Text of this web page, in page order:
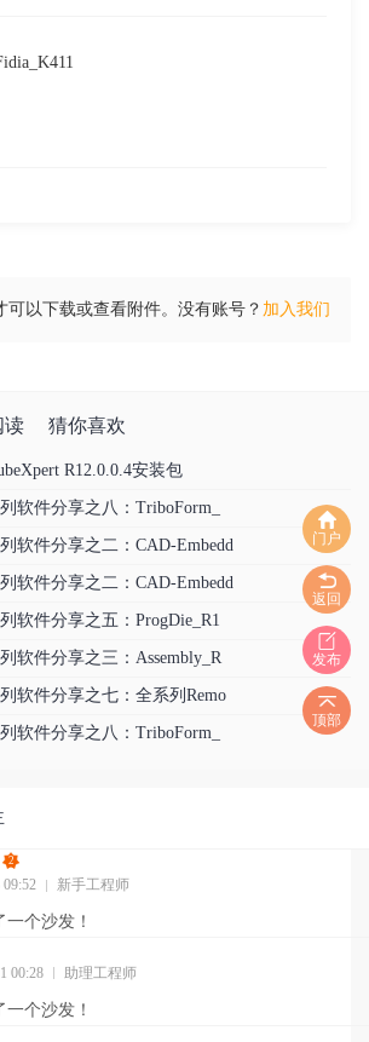
门户
返回
发布
顶部
可以下载或查看附件。没有账号？ 加入我们
读 猜你喜欢
R12.0.0.4安装包
软件分享之八：TriboForm_
软件分享之二：CAD-Embedd
软件分享之二：CAD-Embedd
软件分享之五：ProgDie_R1
软件分享之三：Assembly_R
软件分享之七：全系列Remo
软件分享之八：TriboForm_
2
09:52 新手工程师
个沙发！
00:28 助理工程师
个沙发！